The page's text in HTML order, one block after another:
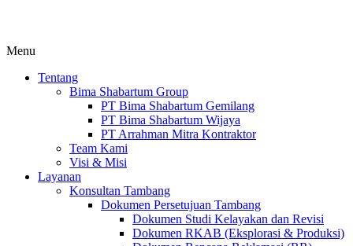
Menu
Tentang
Bima Shabartum Group
PT Bima Shabartum Gemilang
PT Bima Shabartum Wijaya
PT Arrahman Mitra Kontraktor
Team Kami
Visi & Misi
Layanan
Konsultan Tambang
Dokumen Persetujuan Tambang
Dokumen Studi Kelayakan dan Revisi
Dokumen RKAB (Eksplorasi & Produksi)